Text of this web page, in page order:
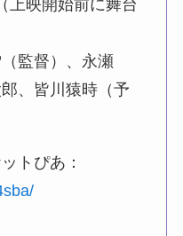
上映開始前に舞台
監督）、永瀬
、皆川猿時（予
トぴあ：